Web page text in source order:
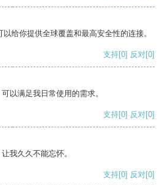
给你提供全球覆盖和最高安全性的连接。
支持[0] 反对[0]
以满足我日常使用的需求。
支持[0] 反对[0]
我久久不能忘怀。
支持[0] 反对[0]